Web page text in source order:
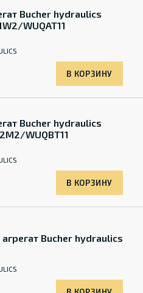
Bucher hydraulics
WUQAT11
В КОРЗИНУ
Bucher hydraulics
WUQBT11
В КОРЗИНУ
Bucher hydraulics